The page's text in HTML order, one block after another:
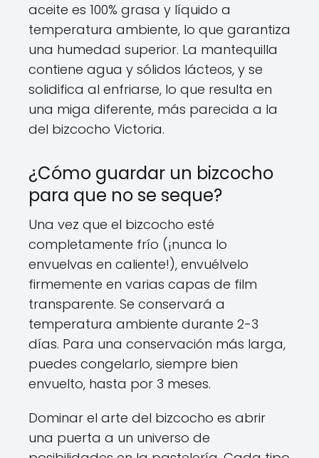
aceite es 100% grasa y líquido a
temperatura ambiente, lo que garantiza
una humedad superior. La mantequilla
contiene agua y sólidos lácteos, y se
solidifica al enfriarse, lo que resulta en
una miga diferente, más parecida a la
del bizcocho Victoria.
¿Cómo guardar un bizcocho
para que no se seque?
Una vez que el bizcocho esté
completamente frío (¡nunca lo
envuelvas en caliente!), envuélvelo
firmemente en varias capas de film
transparente. Se conservará a
temperatura ambiente durante 2-3
días. Para una conservación más larga,
puedes congelarlo, siempre bien
envuelto, hasta por 3 meses.
Dominar el arte del bizcocho es abrir
una puerta a un universo de